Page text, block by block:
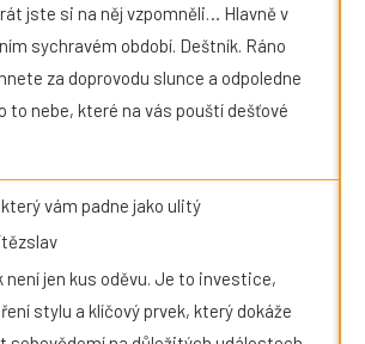
jste si na něj vzpomněli… Hlavně v
sychravém období. Deštník. Ráno
za doprovodu slunce a odpoledne
to nebe, které na vás pouští dešťové
vám padne jako ulitý
není jen kus oděvu. Je to investice,
stylu a klíčový prvek, který dokáže